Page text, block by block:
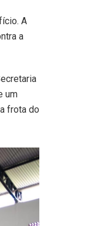
A
a
um
frota do